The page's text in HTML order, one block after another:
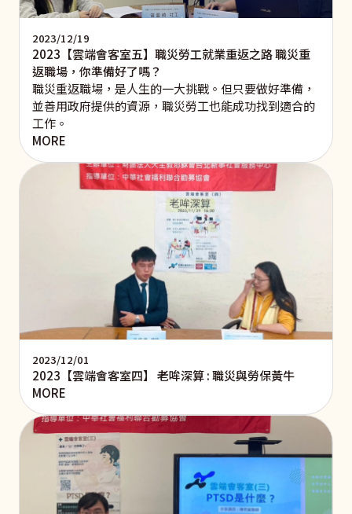
2023/12/19
2023【雲端會客室五】職災勞工就業重返之路 職災重
返職場，你準備好了嗎？
職災重返職場，是人生的一大挑戰。但只要做好準備，
並善用政府提供的資源，職災勞工也能成功找到適合的
工作。
MORE
2023/12/01
2023【雲端會客室四】 老哞深算 : 職災與勞保黃牛
MORE